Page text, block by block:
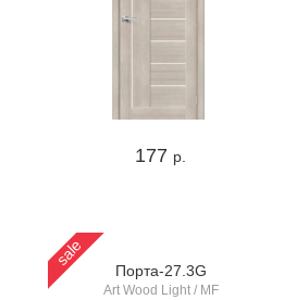
177 р.
sale
Порта-27.3G
Art Wood Light / MF